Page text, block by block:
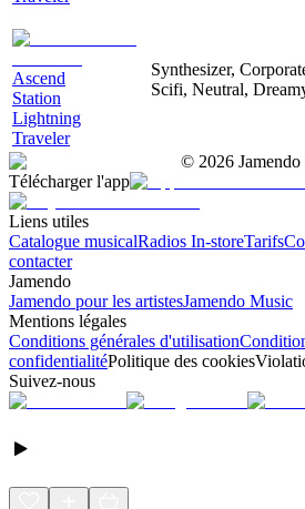
Ascend
Station
Lightning
Traveler
Synthesizer,
Scifi, Neutral,
© 2026
Télécharger l'app
Liens utiles
Catalogue musicalRadios In-storeTarifs
contacter
Jamendo
Jamendo pour les artistesJamendo Music
Mentions légales
Conditions générales d'utilisation
confidentialitéPolitique des cookies
Suivez-nous